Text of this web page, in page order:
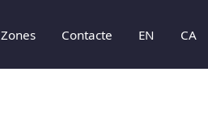
Zones Contacte EN CA